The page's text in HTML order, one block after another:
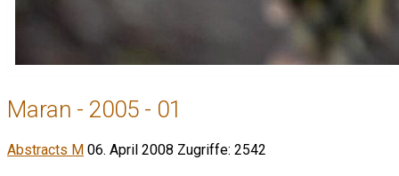
Maran - 2005 - 01
Abstracts M 06. April 2008 Zugriffe: 2542